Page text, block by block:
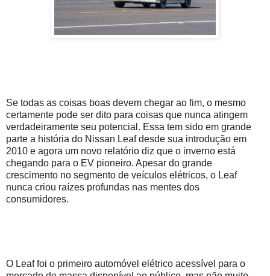
Se todas as coisas boas devem chegar ao fim, o mesmo
certamente pode ser dito para coisas que nunca atingem
verdadeiramente seu potencial. Essa tem sido em grande
parte a história do Nissan Leaf desde sua introdução em
2010 e agora um novo relatório diz que o inverno está
chegando para o EV pioneiro. Apesar do grande
crescimento no segmento de veículos elétricos, o Leaf
nunca criou raízes profundas nas mentes dos
consumidores.
O Leaf foi o primeiro automóvel elétrico acessível para o